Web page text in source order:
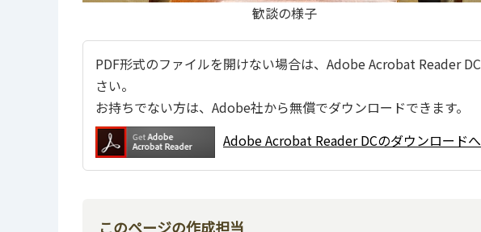
歓談の様子
PDF形式のファイルを開けない場合は、Adobe Acrobat Reader
さい。
お持ちでない方は、Adobe社から無償でダウンロードできます。
Adobe Acrobat Reader DCのダウンロードへ
このページの作成担当